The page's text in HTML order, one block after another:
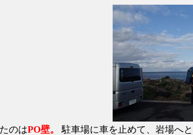
のはPO壁。
駐車場に車を止めて、岩場へ